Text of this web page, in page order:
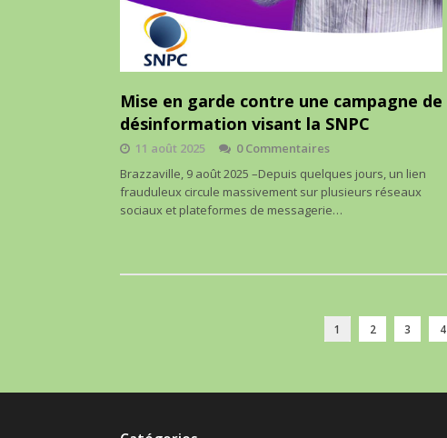
Mise en garde contre une campagne de
désinformation visant la SNPC
11 août 2025
0 Commentaires
Brazzaville, 9 août 2025 –Depuis quelques jours, un lien
frauduleux circule massivement sur plusieurs réseaux
sociaux et plateformes de messagerie…
1 2 3 4